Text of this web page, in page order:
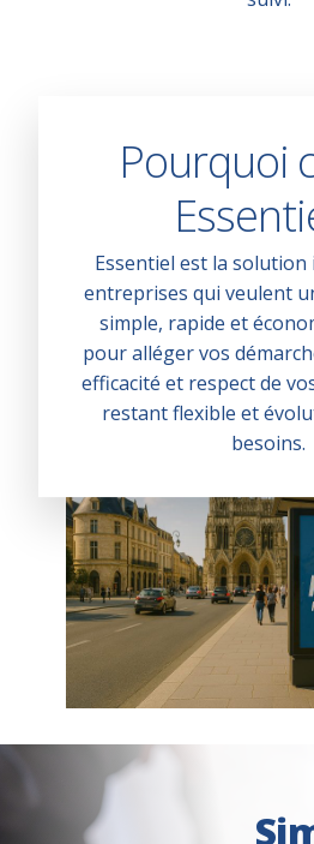
Pourquoi
Essentiel est la solution
entreprises qui veulent
simple, rapide et
pour alléger vos
efficacité et respect de
restant flexible et
besoins.